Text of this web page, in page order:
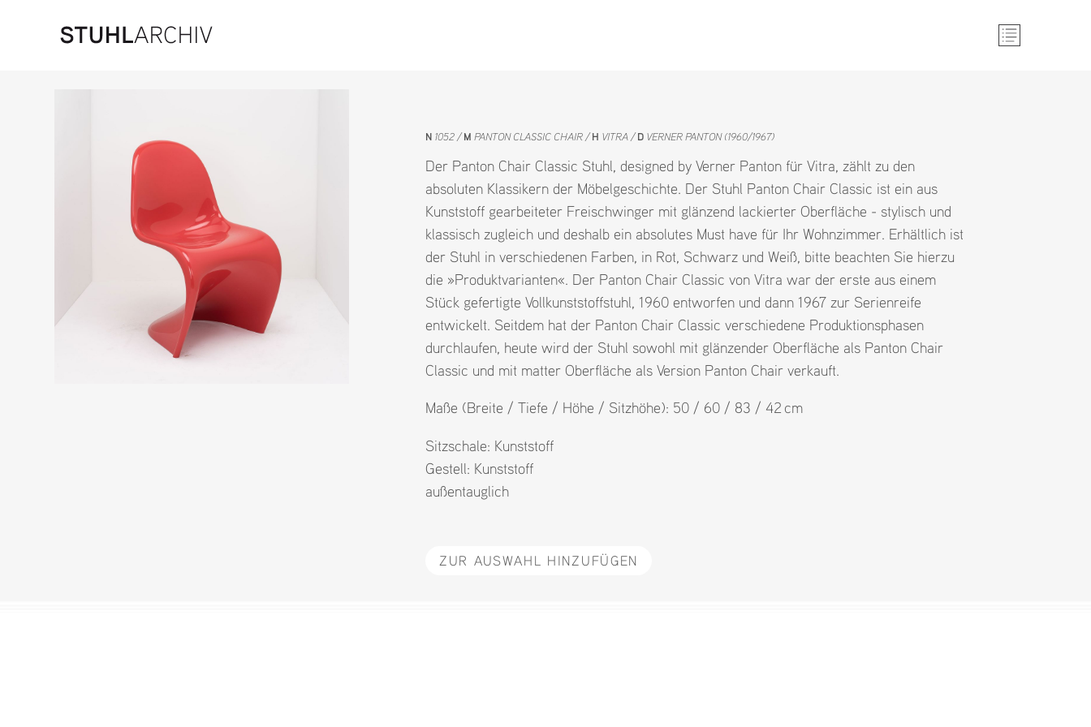
N 1052 M PANTON CLASSIC CHAIR H VITRA D VERNER PANTON (1960/1967)
Der Panton Chair Classic Stuhl, designed by Verner Panton für Vitra, zählt zu den
absoluten Klassikern der Möbelgeschichte. Der Stuhl Panton Chair Classic ist ein aus
Kunststoff gearbeiteter Freischwinger mit glänzend lackierter Oberfläche - stylisch und
klassisch zugleich und deshalb ein absolutes Must have für Ihr Wohnzimmer. Erhältlich ist
der Stuhl in verschiedenen Farben, in Rot, Schwarz und Weiß, bitte beachten Sie hierzu
die »Produktvarianten«. Der Panton Chair Classic von Vitra war der erste aus einem
Stück gefertigte Vollkunststoffstuhl, 1960 entworfen und dann 1967 zur Serienreife
entwickelt. Seitdem hat der Panton Chair Classic verschiedene Produktionsphasen
durchlaufen, heute wird der Stuhl sowohl mit glänzender Oberfläche als Panton Chair
Classic und mit matter Oberfläche als Version Panton Chair verkauft.
Maße (Breite / Tiefe / Höhe / Sitzhöhe): 50 / 60 / 83 / 42 cm
Sitzschale: Kunststoff
Gestell: Kunststoff
außentauglich